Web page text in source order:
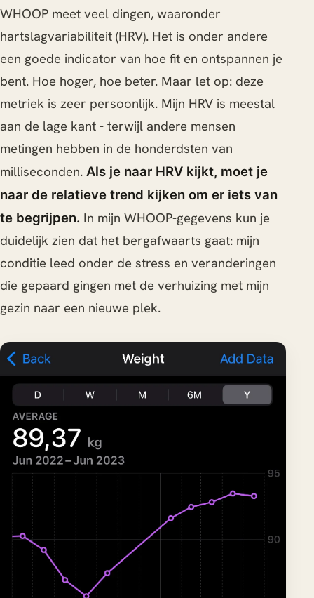
WHOOP meet veel dingen, waaronder
hartslagvariabiliteit (HRV). Het is onder andere
een goede indicator van hoe fit en ontspannen je
bent. Hoe hoger, hoe beter. Maar let op: deze
metriek is zeer persoonlijk. Mijn HRV is meestal
aan de lage kant - terwijl andere mensen
metingen hebben in de honderdsten van
milliseconden. Als je naar HRV kijkt, moet je
naar de relatieve trend kijken om er iets van
te begrijpen. In mijn WHOOP-gegevens kun je
duidelijk zien dat het bergafwaarts gaat: mijn
conditie leed onder de stress en veranderingen
die gepaard gingen met de verhuizing met mijn
gezin naar een nieuwe plek.